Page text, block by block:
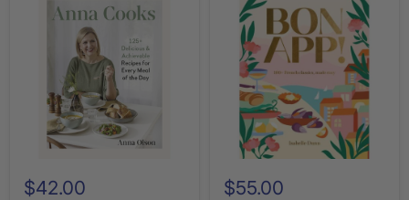
Cooks
$42.00
app
$55.00